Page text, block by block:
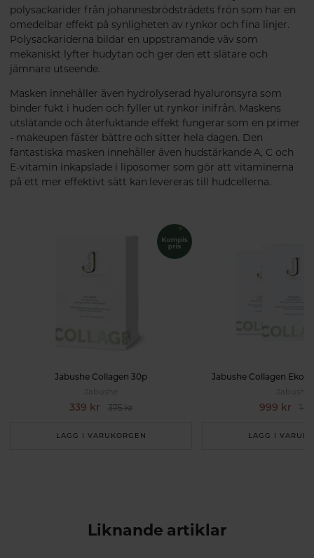
polysackarider från johannesbrödsträdets frön som har en
omedelbar effekt på synligheten av rynkor och fina linjer.
Polysackariderna bildar en uppstramande väv som
mekaniskt lyfter hudytan och ger den ett slätare och
jämnare utseende.
Masken innehåller även hydrolyserad hyaluronsyra som
binder fukt i huden och fyller ut rynkor inifrån. Maskens
utslätande och återfuktande effekt fungerar som en primer
- makeupen fäster bättre och sitter hela dagen. Den
fantastiska masken innehåller även hudstärkande A, C och
E-vitamin inkapslade i liposomer som gör att vitaminerna
på ett mer effektivt sätt kan levereras till hudcellerna.
Jabushe Collagen 30p
339 kr 375 kr
LÄGG I VARUKORGEN
Jabushe Collagen
999 kr 1
LÄGG I
Liknande artiklar